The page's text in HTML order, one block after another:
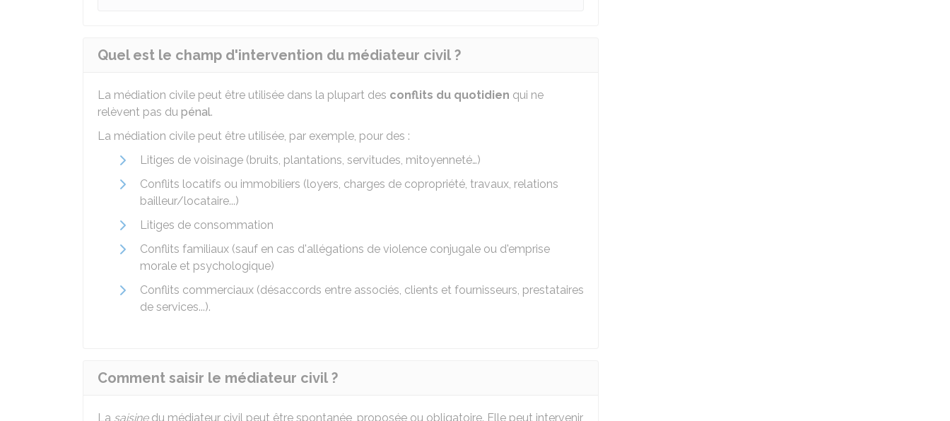
Quel est le champ d'intervention du médiateur civil ?
La médiation civile peut être utilisée dans la plupart des conflits du quotidien qui ne
relèvent pas du pénal.
La médiation civile peut être utilisée, par exemple, pour des :
Litiges de voisinage (bruits, plantations, servitudes, mitoyenneté…)
Conflits locatifs ou immobiliers (loyers, charges de copropriété, travaux, relations
bailleur/locataire...)
Litiges de consommation
Conflits familiaux (sauf en cas d'allégations de violence conjugale ou d'emprise
morale et psychologique)
Conflits commerciaux (désaccords entre associés, clients et fournisseurs, prestataires
de services...).
Comment saisir le médiateur civil ?
La saisinedu médiateur civil peut être spontanée, proposée ou obligatoire. Elle peut intervenir